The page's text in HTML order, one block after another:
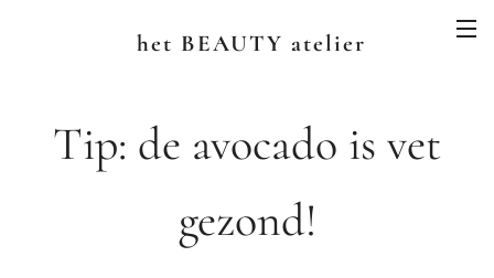
het BEAUTY atelier
Tip: de avocado is vet
gezond!